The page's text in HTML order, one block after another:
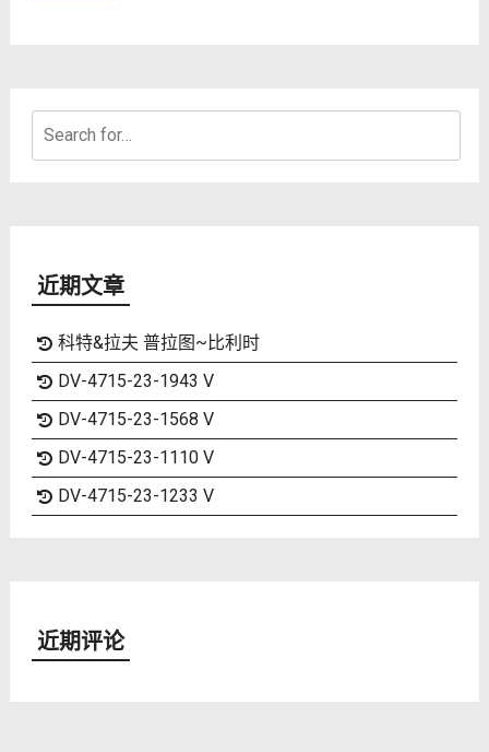
近期文章
科特&拉夫 普拉图~比利时
DV-4715-23-1943 V
DV-4715-23-1568 V
DV-4715-23-1110 V
DV-4715-23-1233 V
近期评论